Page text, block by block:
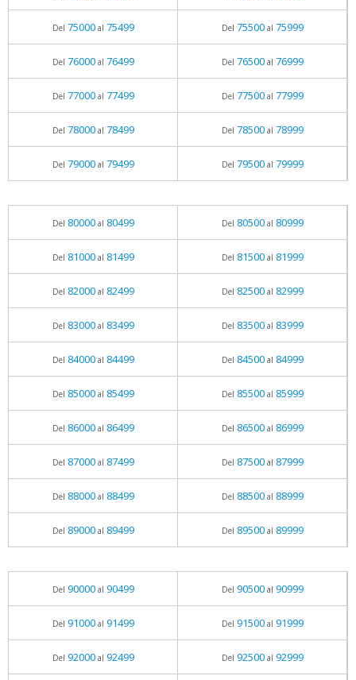
Del 75000al 75499 Del 75500al 75999
Del 76000al 76499 Del 76500al 76999
Del 77000al 77499 Del 77500al 77999
Del 78000al 78499 Del 78500al 78999
Del 79000al 79499 Del 79500al 79999
Del 80000al 80499 Del 80500al 80999
Del 81000al 81499 Del 81500al 81999
Del 82000al 82499 Del 82500al 82999
Del 83000al 83499 Del 83500al 83999
Del 84000al 84499 Del 84500al 84999
Del 85000al 85499 Del 85500al 85999
Del 86000al 86499 Del 86500al 86999
Del 87000al 87499 Del 87500al 87999
Del 88000al 88499 Del 88500al 88999
Del 89000al 89499 Del 89500al 89999
Del 90000al 90499 Del 90500al 90999
Del 91000al 91499 Del 91500al 91999
Del 92000al 92499 Del 92500al 92999